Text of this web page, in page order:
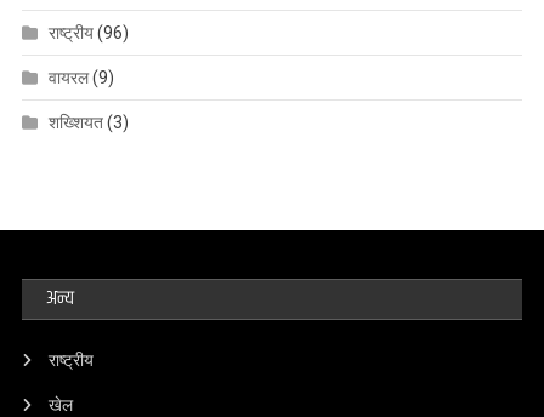
राष्ट्रीय(96)
वायरल(9)
शख्शियत(3)
अन्य
राष्ट्रीय
खेल